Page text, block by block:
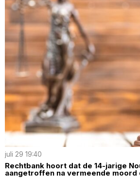
juli 29 19:40
Rechtbank hoort dat de 14-jarige
aangetroffen na vermeende moord